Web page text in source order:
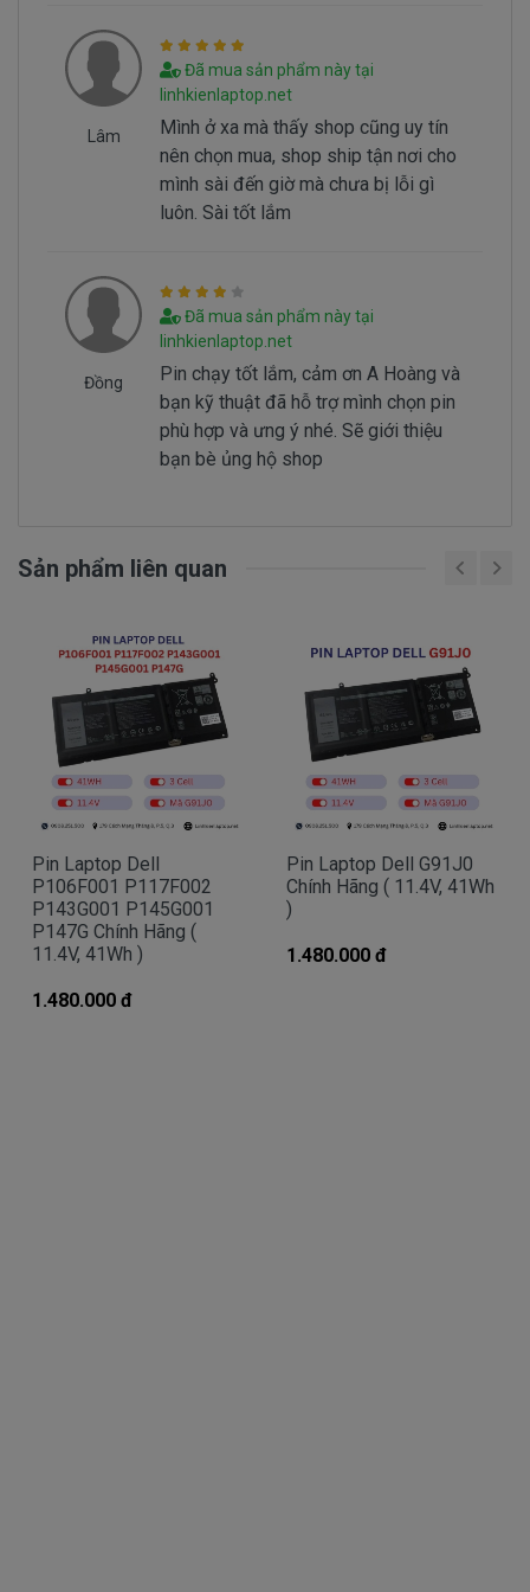
- Nguyên nhân do chúng ta sài không đúng
cách dẫn đến pin bị hư… Không đúng cách là như
thế nào.
Sử Dung Pin Như Thế Nào Mới Đúng ===> Click
Mua pin Laptop dell Latitude
đâu tại tphcm
Tai tphcm nếu pin của các bạn bị hư, các bạn
có thể đến Doctorlaptop Tại Tphcm để mua.
- Doctorlaptop có đội người kiểm tra và thay
miễn phí cho các bạn nhé.
mình hay không?
Vostro, Inspiron, Latitude hay Precision?
Bạn yên tâm nhé.
Bạn có thể gọi Zalo cho shop tai số
(Mr. Tuấn)
À mà thỉnh thoảng shop bận máy một chút, cứ nhắn
tin để chút Doctoplaptop gọi lại cho bạn nhé.
Giá Pin Laptop dell 3379 mua là bao
nhiêu
Trên thị trường thì có nhiều loại pin cho dell
Lâm
Đã mua sản phẩm này tại
linhkienlaptop.net
Mình ở xa mà thấy shop cũng uy tín
nên chọn mua, shop ship tận nơi cho
mình sài đến giờ mà chưa bị lỗi gì
luôn. Sài tốt lắm
Đồng
Đã mua sản phẩm này tại
linhkienlaptop.net
Pin chạy tốt lắm, cảm ơn A Hoàng và
bạn kỹ thuật đã hỗ trợ mình chọn pin
phù hợp và ưng ý nhé. Sẽ giới thiệu
bạn bè ủng hộ shop
Sản phẩm liên quan
Pin Laptop Dell
P106F001 P117F002
P143G001 P145G001
P147G Chính Hãng (
11.4V, 41Wh )
1.480.000 đ
Pin Laptop Dell G91J0
Chính Hãng ( 11.4V, 41Wh
)
1.480.000 đ